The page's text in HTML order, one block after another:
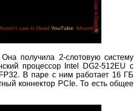
получила 2-слотовую систему
процессор Intel DG2-512EU с
В паре с ним работает 16 ГБ
коннектор PCIe. То есть общее